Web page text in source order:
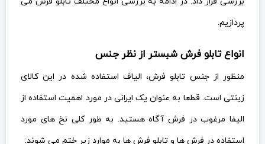
پردازیم.
انواع تابلو فرش شبستر از نظر جنس
منظور از جنس تابلو فرش، الیاف استفاده شده در این کالای
زینتی است. قطعا به عنوان یک ایرانی در مورد اهمیت استفاده از
الیفا مرغوب در فرش آگاه هستید. به طور کلی نخ های مورد
استفاده در فرش ها و تابلو فرش ها به موارد زیر ختم می شوند: